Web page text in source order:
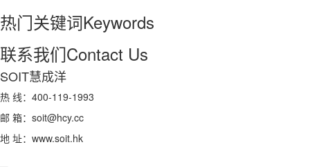
热门关键词Keywords
联系我们Contact Us
SOIT慧成洋
热 线：400-119-1993
邮 箱：soit@hcy.cc
地 址：www.soit.hk